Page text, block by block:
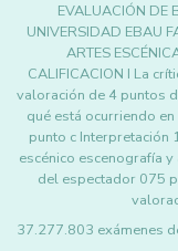
EVALUACIÓN DE
UNIVERSIDAD EBAU
ARTES
CALIFICACION I La
valoración de 4 puntos
qué está ocurriendo
punto c Interpretación
escénico escenografía
del espectador 075
37.277.803 exámenes